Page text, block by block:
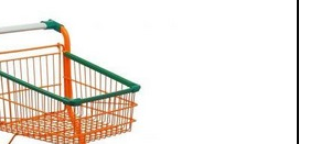
os...